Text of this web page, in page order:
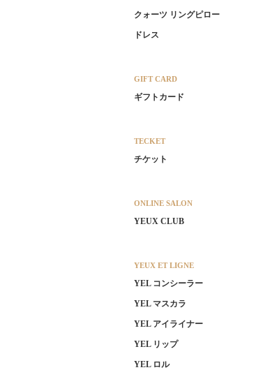
クォーツ リングピロー
ドレス
GIFT CARD
ギフトカード
TECKET
チケット
ONLINE SALON
YEUX CLUB
YEUX ET LIGNE
YEL コンシーラー
YEL マスカラ
YEL アイライナー
YEL リップ
YEL ロル